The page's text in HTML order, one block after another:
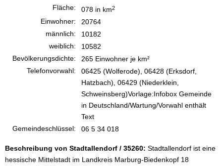
Fläche:
078 in km2
Einwohner:
20764
männlich:
10182
weiblich:
10582
Bevölkerungsdichte:
265 Einwohner je km²
Telefonvorwahl:
06425 (Wolferode), 06428 (Erksdorf,
Hatzbach), 06429 (Niederklein,
Schweinsberg)Vorlage:Infobox Gemeinde
in Deutschland/Wartung/Vorwahl enthält
Text
Gemeindeschlüssel:
06 5 34 018
Beschreibung von Stadtallendorf / 35260: Stadtallendorf ist eine
hessische Mittelstadt im Landkreis Marburg-Biedenkopf 18